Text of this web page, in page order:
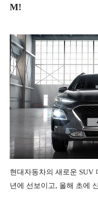
M!
현대자동차의 새로운 SUV
년에 선보이고, 올해 초에